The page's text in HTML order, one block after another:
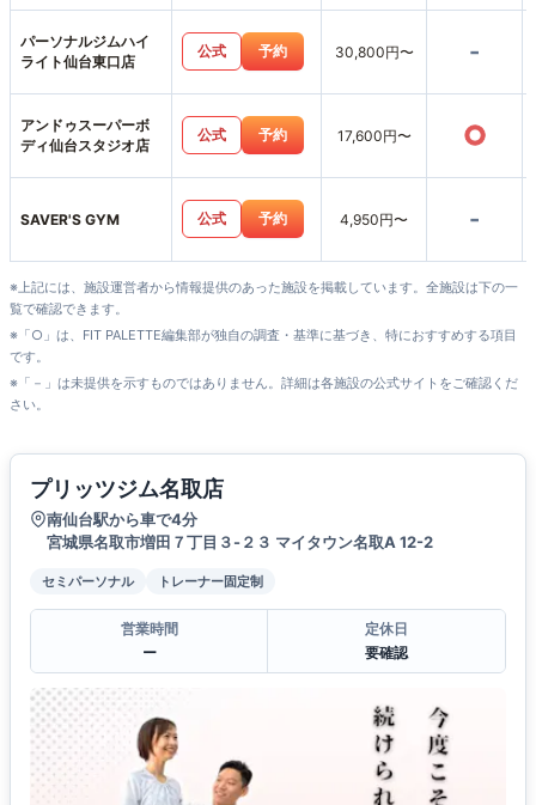
パーソナルジムハイ
ライト仙台東口店
公式 予約 30,800円〜 -
アンドゥスーパーボ
ディ仙台スタジオ店
公式 予約 17,600円〜 ○
SAVER'S GYM 公式 予約 4,950円〜 -
※上記には、施設運営者から情報提供のあった施設を掲載しています。全施設は下の一
覧で確認できます。
※「○」は、FIT PALETTE編集部が独自の調査・基準に基づき、特におすすめする項目
です。
※「－」は未提供を示すものではありません。詳細は各施設の公式サイトをご確認くだ
さい。
プリッツジム名取店
南仙台駅から車で4分
宮城県名取市増田７丁目３-２３ マイタウン名取A 12-2
セミパーソナル トレーナー固定制
営業時間
ー
定休日
要確認